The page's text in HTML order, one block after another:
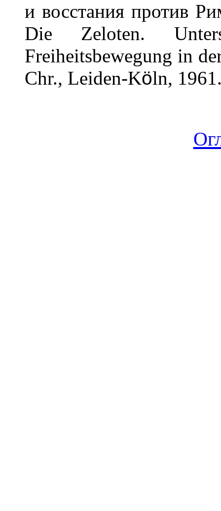
и восстания против
Die Zeloten.
Freiheitsbewegung in
Chr., Leiden-Köln,